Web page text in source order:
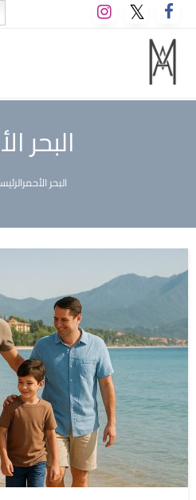
التخطي
إلى
المحتوى
M A hotels | إم ايه هوتيلز
الموقع الأول للعاملين في
البحر
البحر الأحمر